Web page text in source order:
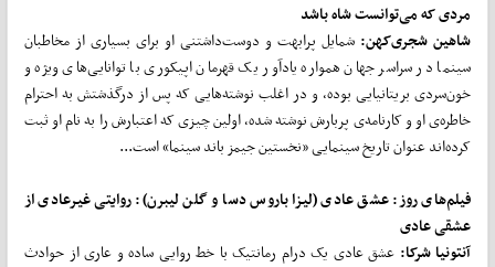
مردی که می‌توانست شاه باشد
شاهین شجری‌کهن:شمایل پرابهت و دوست‌داشتنی او برای بسیاری از مخاطبان
سینما در سراسر جهان همواره یادآور یک قهرمان اپیکوری با توانایی‌های ویژه و
خون‌سردی بریتانیایی بوده، و در اغلب نوشته‌هایی که پس از درگذشتش به احترام
خاطره‌ی او و کارنامه‌ی پربارش نوشته شده، اولین چیزی که اعتبارش را به نام او ثبت
کرده‌اند عنوان تاریخ سینمایی «نخستین جیمز باند سینما» است...
فیلم‌های روز: عشق عادی (لیزا باروس دسا و گلن لیبرن): روایتی غیرعادی از
عشقی عادی
آنتونیا شرکا:عشق عادی یک درام رمانتیک با خط روایی ساده و عاری از حوادث